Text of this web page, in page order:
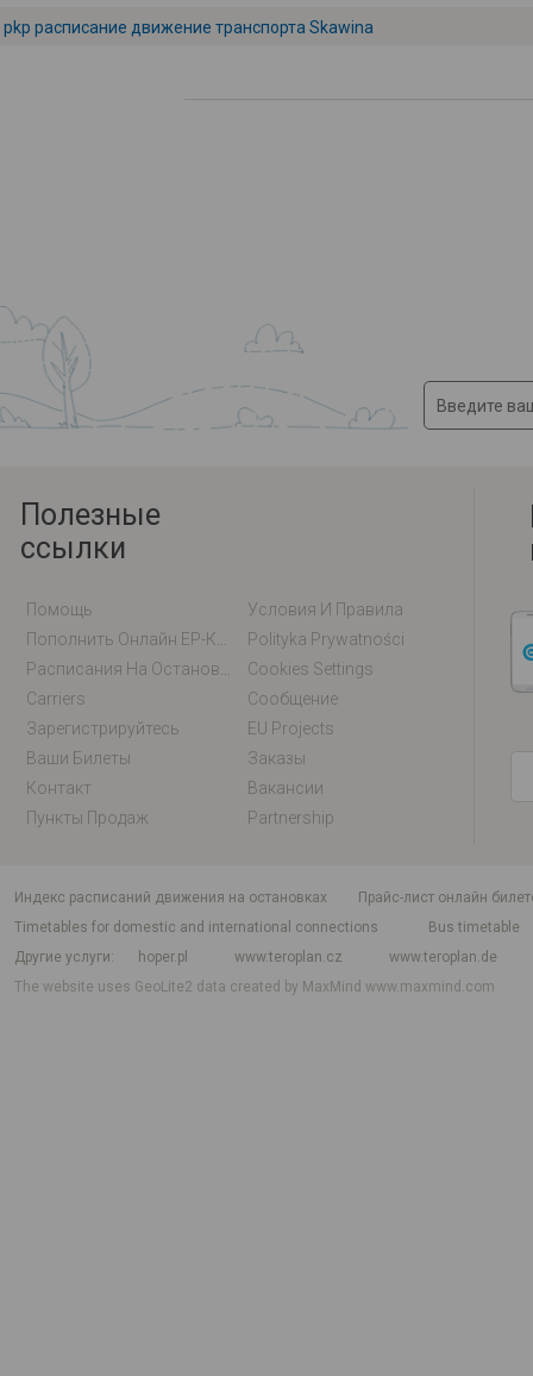
pkp расписание движение транспорта Skawina
Полезные
ссылки
Помощь
Условия И Правила
Polityka Prywatności
Cookies Settings
Carriers
Сообщение
Зарегистрируйтесь
EU Projects
Ваши Билеты
Заказы
Контакт
Вакансии
Пункты Продаж
Partnership
индекс расписаний движения на остановках
Прайс-лист онлайн
Timetables for domestic and international connections
Bus timetable
Другие услуги
hoper.pl www.teroplan.cz
www.teroplan.de
The website uses GeoLite2 data created by MaxMindwww.maxmind.com